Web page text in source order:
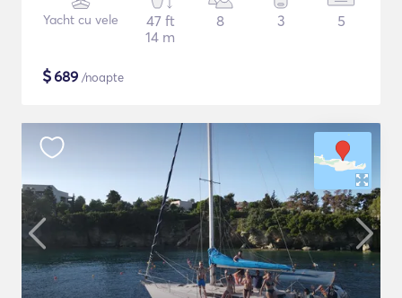
Yacht cu vele
47 ft
14 m
8 3 5
$689 /noapte